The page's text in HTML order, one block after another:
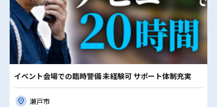
イベント会場での臨時警備 未経験可 サポート体制充実
瀬戸市